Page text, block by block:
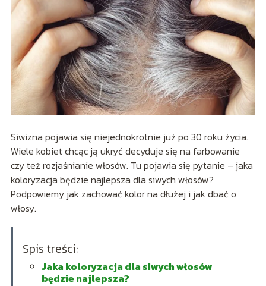
Siwizna pojawia się niejednokrotnie już po 30 roku życia.
Wiele kobiet chcąc ją ukryć decyduje się na farbowanie
czy też rozjaśnianie włosów. Tu pojawia się pytanie – jaka
koloryzacja będzie najlepsza dla siwych włosów?
Podpowiemy jak zachować kolor na dłużej i jak dbać o
włosy.
Spis treści:
Jaka koloryzacja dla siwych włosów
będzie najlepsza?